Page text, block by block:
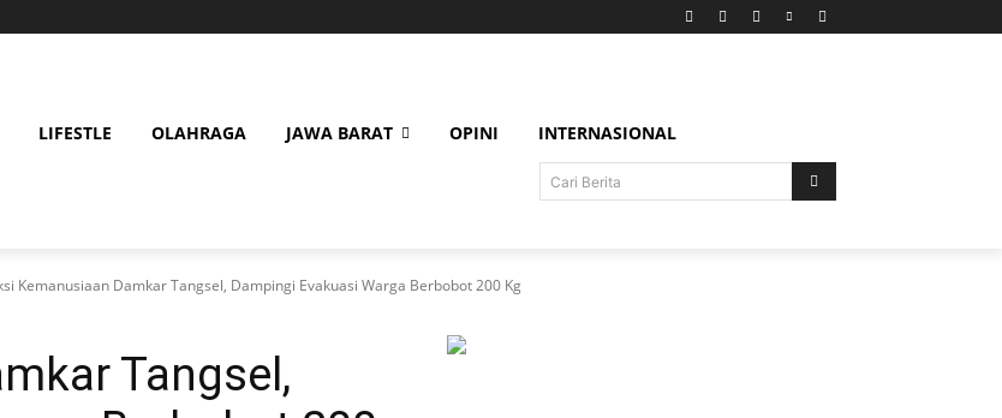
LIFESTLE OLAHRAGA JAWA BARAT OPINI INTERNASIONAL
Cari Berita
Kemanusiaan Damkar Tangsel, Dampingi Evakuasi Warga Berbobot 200 Kg
Tangsel,